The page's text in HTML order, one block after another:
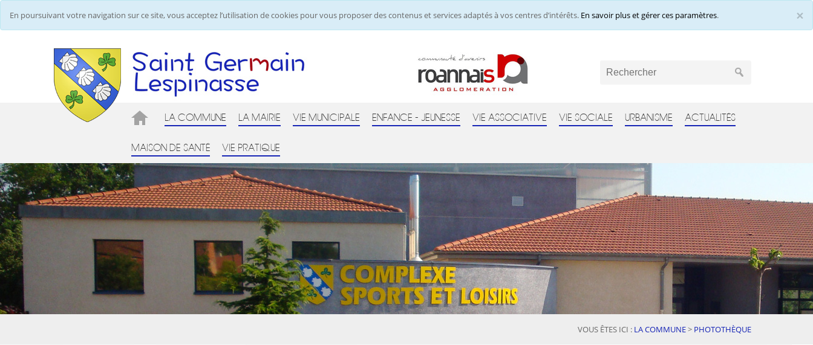
×
En poursuivant votre navigation sur ce site, vous acceptez l’utilisation de cookies pour vous proposer des contenus et services adaptés à vos centres d’intérêts. En savoir plus et gérer ces paramètres.
LA COMMUNE LA MAIRIE VIE MUNICIPALE ENFANCE - JEUNESSE VIE ASSOCIATIVE VIE SOCIALE URBANISME ACTUALITÉS
MAISON DE SANTÉ VIE PRATIQUE
VOUS ÊTES ICI : LA COMMUNE> PHOTOTHÈQUE